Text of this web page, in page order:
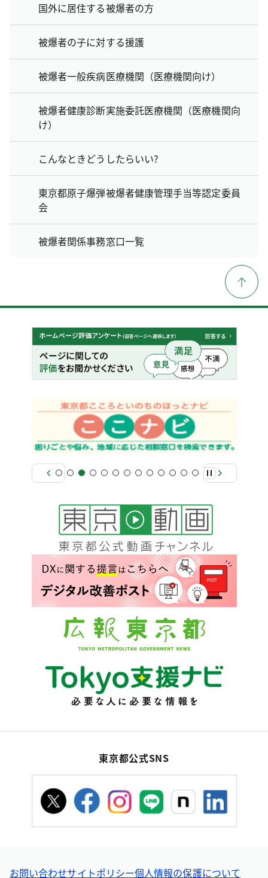
国外に居住する被爆者の方
被爆者の子に対する援護
被爆者一般疾病医療機関（医療機関向け）
被爆者健康診断実施委託医療機関（医療機関向
け）
こんなときどうしたらいい?
東京都原子爆弾被爆者健康管理手当等認定委員
会
被爆者関係事務窓口一覧
東京都公式SNS
お問い合わせサイトポリシー個人情報の保護について